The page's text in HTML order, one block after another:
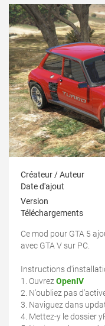
Créateur / Auteur
Date d'ajout
Version
Téléchargements
Ce mod pour GTA 5
avec GTA V sur PC.
Instructions
1. Ouvrez OpenIV
2. N'oubliez pas
3. Naviguez dans
4. Mettez-y le dossier